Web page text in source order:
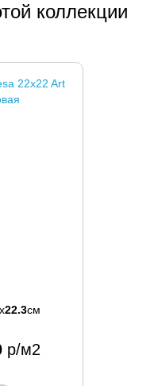
коллекции
22x22 Art
x22.3см
р/м2